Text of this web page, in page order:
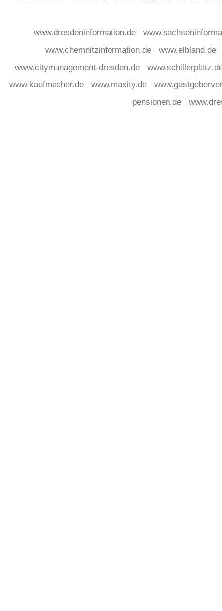
www.dresdeninformation.de
www.chemnitzinformation.de
www.elbland.de
www.citymanagement-dresden.de
www.kaufmacher.de
www.maxity.de
pensionen.de